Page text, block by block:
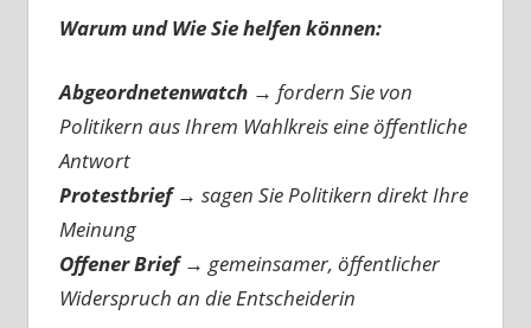
Warum und Wie Sie helfen können:
Abgeordnetenwatch → fordern Sie von
Politikern aus Ihrem Wahlkreis eine öffentliche
Antwort
Protestbrief → sagen Sie Politikern direkt Ihre
Meinung
Offener Brief → gemeinsamer, öffentlicher
Widerspruch an die Entscheiderin